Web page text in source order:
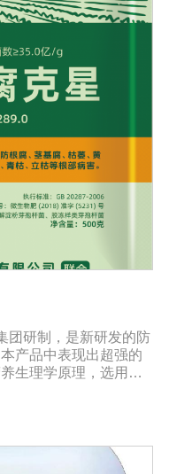
物肥料需求的特点，
物在早期阶段不会出
：苹果、梨、红枣、
、猕猴桃、李子、龙
豆、茄子、黄瓜、大
、番茄、苦瓜、南
团研制，是新研发的防
产品中表现出超强的
生理学原理，选用有
自身的寄生作用，并
对细菌、真菌等具有
效剂，能快速、高效
地预防和控制多种作